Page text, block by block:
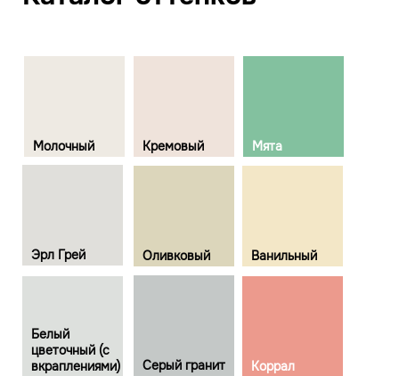
Серый гранит
Эрл Грей
Белый
цветочный (с
вкраплениями)
Мята
Ванильный
Кремовый
Коррал
Оливковый
Молочный